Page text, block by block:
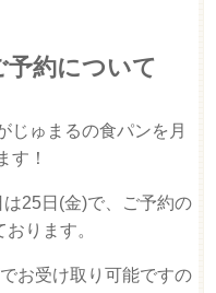
約について
じゅまるの食パンを月
す！
25日(金)で、ご予約の
ります。
お受け取り可能ですの